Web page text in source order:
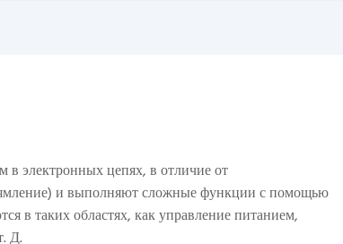
электронных цепях, в отличие от
и выполняют сложные функции с помощью
в таких областях, как управление питанием,
Д.